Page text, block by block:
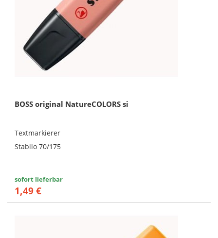
BOSS original NatureCOLORS si
Textmarkierer
Stabilo 70/175
sofort lieferbar
1,49 €